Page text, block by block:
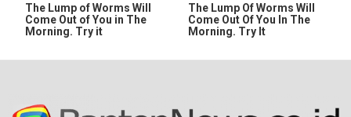
The Lump of Worms Will
Come Out of You in The
Morning. Try it
The Lump Of Worms Will
Come Out Of You In The
Morning. Try It